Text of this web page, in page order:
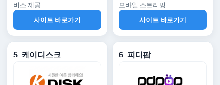
비스 제공
사이트 바로가기
모바일 스트리밍
사이트 바로가기
5. 케이디스크 6. 피디팝